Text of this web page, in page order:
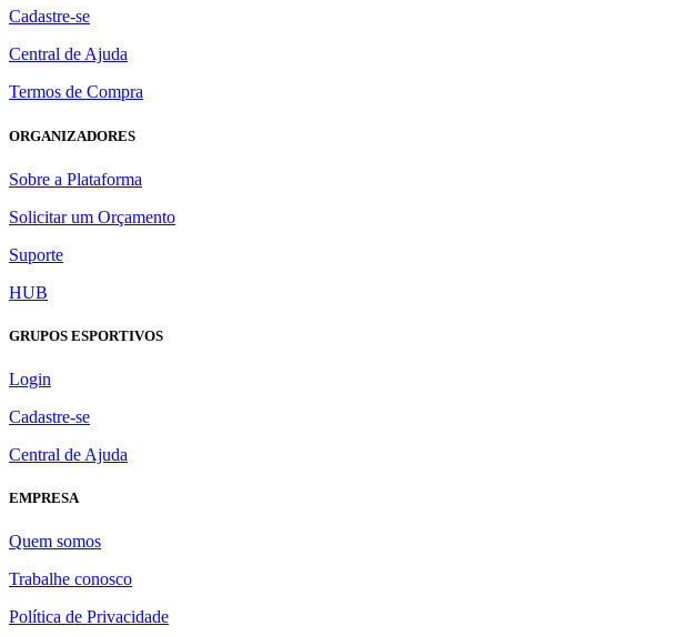
Cadastre-se
Central de Ajuda
Termos de Compra
ORGANIZADORES
Sobre a Plataforma
Solicitar um Orçamento
Suporte
HUB
GRUPOS ESPORTIVOS
Login
Cadastre-se
Central de Ajuda
EMPRESA
Quem somos
Trabalhe conosco
Política de Privacidade